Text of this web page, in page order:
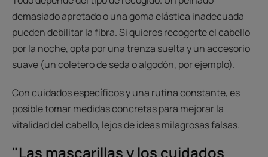
demasiado apretado o una goma elástica inadecuada
pueden debilitar la fibra. Si quieres recogerte el cabello
por la noche, opta por una trenza suelta y un accesorio
suave (un coletero de seda o algodón, por ejemplo).
Con cuidados específicos y una rutina constante, es
posible tomar medidas concretas para mejorar la
vitalidad del cabello, lejos de ideas milagrosas falsas.
"Las mascarillas y los cuidados